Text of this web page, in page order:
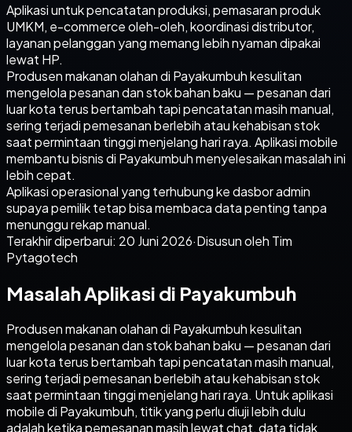
Aplikasi untuk pencatatan produksi, pemasaran produk
UMKM, e-commerce oleh-oleh, koordinasi distributor,
layanan pelanggan yang memang lebih nyaman dipakai
lewat HP.
Produsen makanan olahan di Payakumbuh kesulitan
mengelola pesanan dan stok bahan baku — pesanan dari
luar kota terus bertambah tapi pencatatan masih manual,
sering terjadi pemesanan berlebih atau kehabisan stok
saat permintaan tinggi menjelang hari raya. Aplikasi mobile
membantu bisnis di Payakumbuh menyelesaikan masalah ini
lebih cepat.
Aplikasi operasional yang terhubung ke dasbor admin
supaya pemilik tetap bisa membaca data penting tanpa
menunggu rekap manual.
Terakhir diperbarui: 20 Juni 2026·Disusun oleh Tim
Pytagotech
Masalah Aplikasi di Payakumbuh
Produsen makanan olahan di Payakumbuh kesulitan
mengelola pesanan dan stok bahan baku — pesanan dari
luar kota terus bertambah tapi pencatatan masih manual,
sering terjadi pemesanan berlebih atau kehabisan stok
saat permintaan tinggi menjelang hari raya. Untuk aplikasi
mobile di Payakumbuh, titik yang perlu diuji lebih dulu
adalah ketika pemesanan masih lewat chat, data tidak